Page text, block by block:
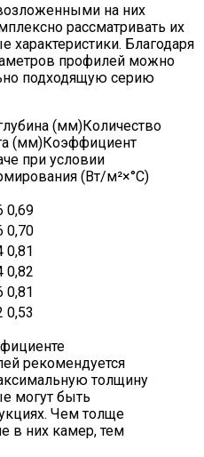
на них
рассматривать их
характеристики. Благодаря
профилей можно
подходящую серию
(мм)Количество
(мм)Коэффициент
при условии
(Вт/м²×°C)
0,69
0,70
0,81
0,82
0,81
0,53
рекомендуется
толщину
могут быть
Чем толще
в них камер, тем